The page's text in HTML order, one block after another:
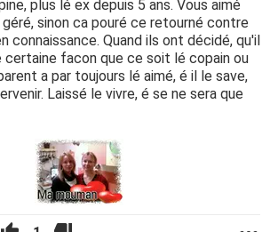
plus lé ex depuis 5 ans. Vous aimé
sinon ca pouré ce retourné contre
connaissance. Quand ils ont décidé, qu'il
certaine facon que ce soit lé copain ou
a par toujours lé aimé, é il le save,
Laissé le vivre, é se ne sera que